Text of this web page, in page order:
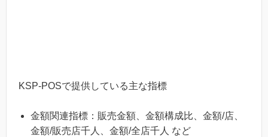
KSP-POSで提供している主な指標
金額関連指標：販売金額、金額構成比、金額/店、
金額/販売店千人、金額/全店千人 など